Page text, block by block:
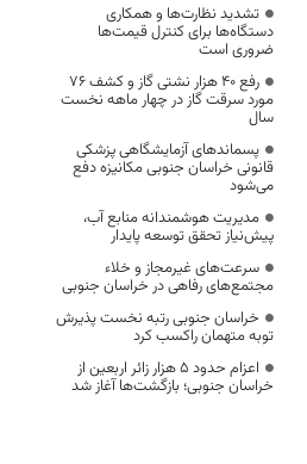
تشدید نظارت‌ها و همکاری
دستگاه‌ها برای کنترل قیمت‌ها
ضروری است
رفع 40 هزار نشتی گاز و کشف 76
مورد سرقت گاز در چهار ماهه نخست
سال
پسماندهای آزمایشگاهی پزشکی
قانونی خراسان جنوبی مکانیزه دفع
می‌شود
مدیریت هوشمندانه منابع آب،
پیش‌نیاز تحقق توسعه پایدار
سرعت‌های غیرمجاز و خلاء
مجتمع‌های رفاهی در خراسان جنوبی
خراسان جنوبی رتبه نخست پذیرش
توبه متهمان راکسب کرد
اعزام حدود 5 هزار زائر اربعین از
خراسان جنوبی؛ بازگشت‌ها آغاز شد